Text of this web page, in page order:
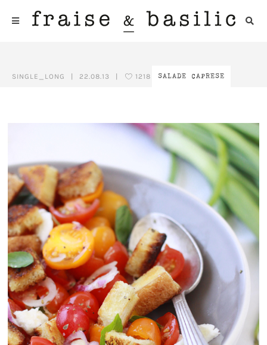
SALADE CAPRESE
SINGLE_LONG 22.08.13 1218